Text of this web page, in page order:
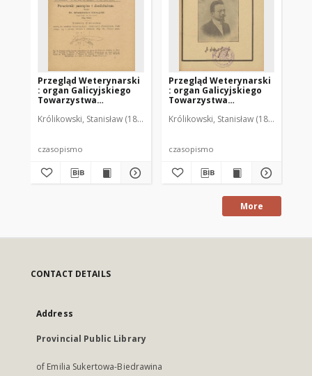
Przegląd Weterynarski
: organ Galicyjskiego
Towarzystwa
czasopismo
1905 R. 20, nr 4
Królikowski, Stanisław (1853-1924). Red.
czasopismo
Przegląd Weterynarski
: organ Galicyjskiego
Towarzystwa
czasopismo
1905 R. 20, nr 5
Królikowski, Stanisław (1853-1924).
czasopismo
More
CONTACT DETAILS
Address
Provincial Public Library
of Emilia Sukertowa-Biedrawina